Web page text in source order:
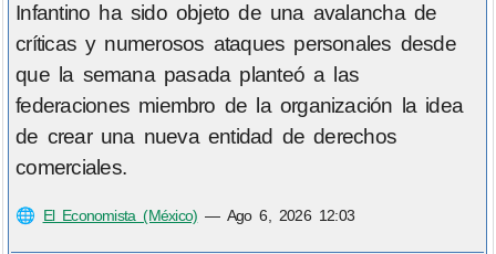
Infantino ha sido objeto de una avalancha de
críticas y numerosos ataques personales desde
que la semana pasada planteó a las
federaciones miembro de la organización la idea
de crear una nueva entidad de derechos
comerciales.
🌐 El Economista (México) — Ago 6, 2026 12:03